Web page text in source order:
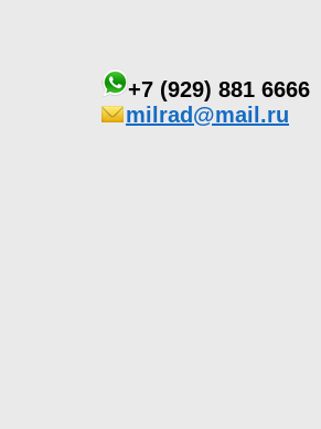
+7 (929) 881 6666
milrad@mail.ru